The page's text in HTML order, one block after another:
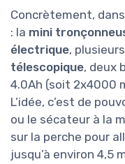
Concrètement,
: la mini
électrique,
télescopique, deux
4.0Ah (soit 2x4000
L’idée, c’est de
ou le sécateur à la
sur la perche pour
jusqu’à environ 4,5